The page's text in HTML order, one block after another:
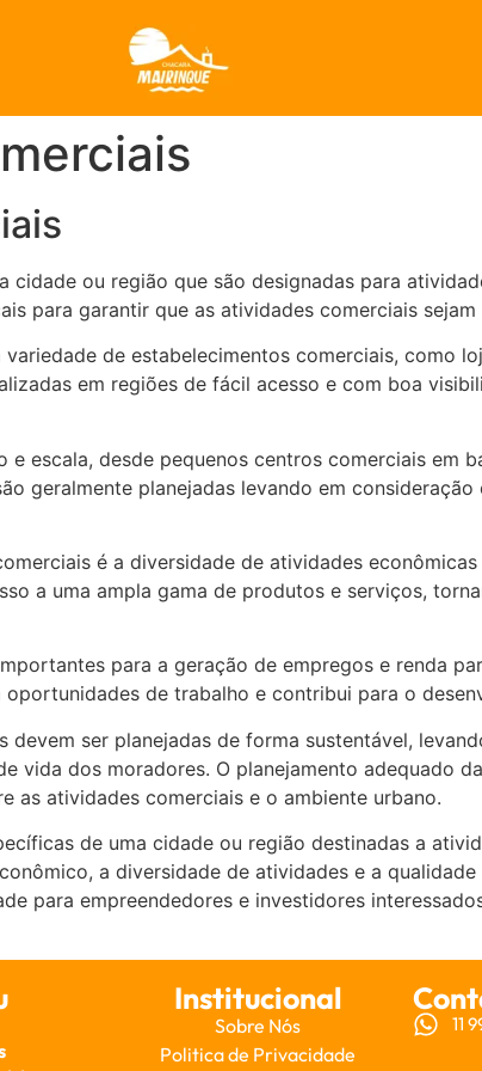
cidade ou região que são designadas para
para garantir que as atividades comerciais
de estabelecimentos comerciais, como
em regiões de fácil acesso e com boa
escala, desde pequenos centros comerciais em
geralmente planejadas levando em
é a diversidade de atividades
a uma ampla gama de produtos e serviços,
para a geração de empregos e renda
de trabalho e contribui para o
devem ser planejadas de forma sustentável,
vida dos moradores. O planejamento adequado
as atividades comerciais e o ambiente urbano.
de uma cidade ou região destinadas a
a diversidade de atividades e a
para empreendedores e investidores
Institucional
Sobre Nós
Politica de Privacidade
11